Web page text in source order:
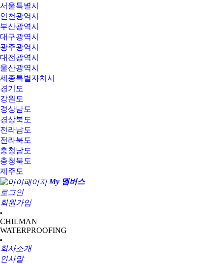
서울특별시
인천광역시
부산광역시
대구광역시
광주광역시
대전광역시
울산광역시
세종특별자치시
경기도
강원도
경상남도
경상북도
전라남도
전라북도
충청남도
충청북도
제주도
My 멤버스
로그인
회원가입
CHILMAN
WATERPROOFING
회사소개
인사말